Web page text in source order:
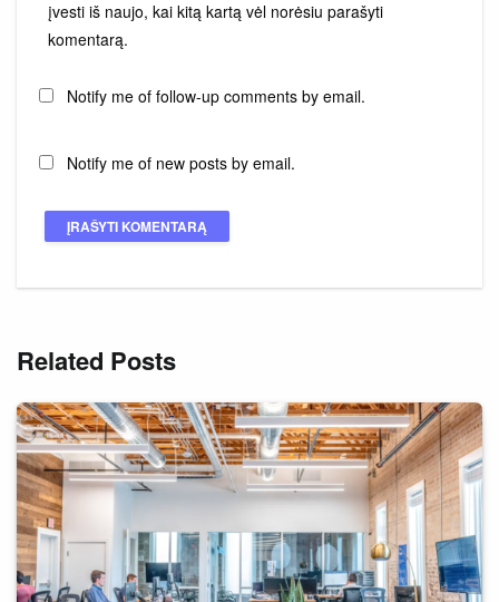
įvesti iš naujo, kai kitą kartą vėl norėsiu parašyti
komentarą.
Notify me of follow-up comments by email.
Notify me of new posts by email.
Related Posts